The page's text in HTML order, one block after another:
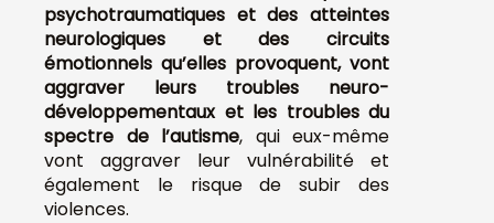
psychotraumatiques et des atteintes
neurologiques et des circuits
émotionnels qu’elles provoquent, vont
aggraver leurs troubles neuro-
développementaux et les troubles du
spectre de l’autisme, qui eux-même
vont aggraver leur vulnérabilité et
également le risque de subir des
violences.